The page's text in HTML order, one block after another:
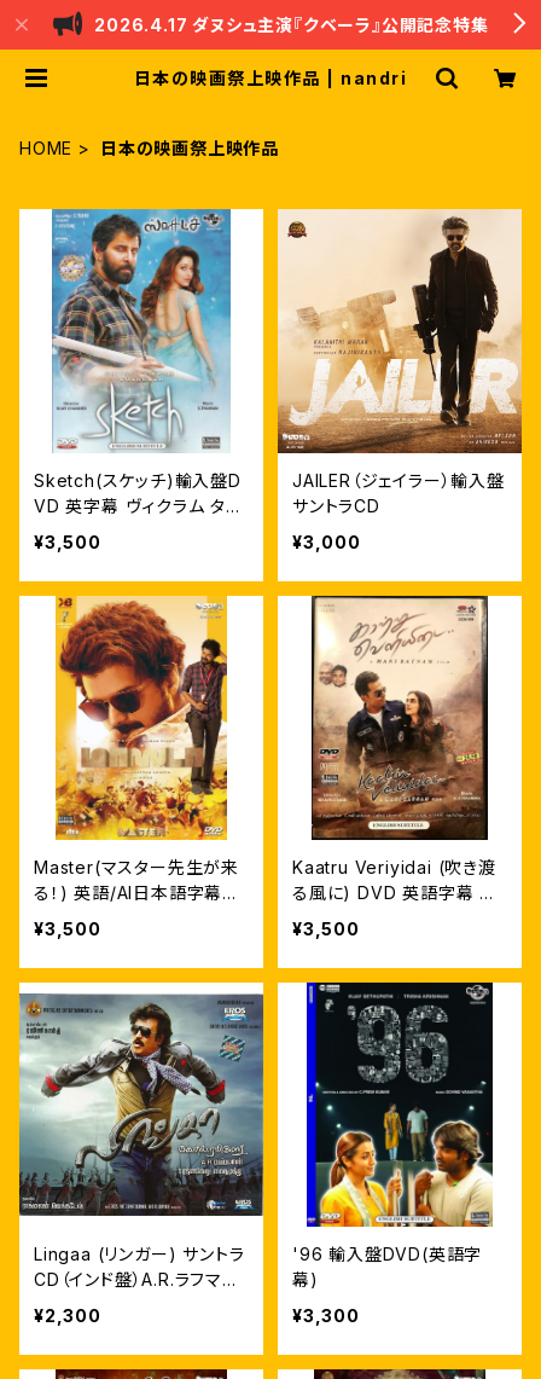
2026.4.17 ダヌシュ主演『クベーラ』公開記念特集
日本の映画祭上映作品 | nandri
HOME 日本の映画祭上映作品
Sketch(スケッチ)輸入盤D
VD 英字幕 ヴィクラム タマ
ンナー
¥3,500
JAILER（ジェイラー）輸入盤
サントラCD
¥3,000
Master(マスター先生が来
る！) 英語/AI日本語字幕付
輸入盤DVD
¥3,500
Kaatru Veriyidai (吹き渡
る風に) DVD 英語字幕 カ
ールティ ICW上映
¥3,500
Lingaa (リンガー) サントラ
CD（インド盤）A.R.ラフマー
ン
¥2,300
'96 輸入盤DVD(英語字
幕)
¥3,300